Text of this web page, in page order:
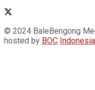
© 2024 BaleBengong
hosted by BOC Indonesia